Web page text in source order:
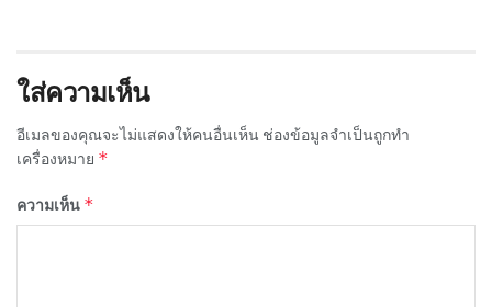
ใส่ความเห็น
อีเมลของคุณจะไม่แสดงให้คนอื่นเห็น ช่องข้อมูลจำเป็นถูกทำ
เครื่องหมาย *
ความเห็น *